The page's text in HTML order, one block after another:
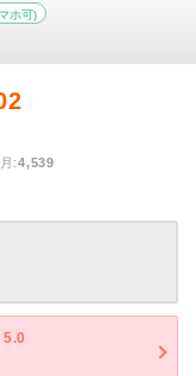
ホ可)
:4,539
5.0